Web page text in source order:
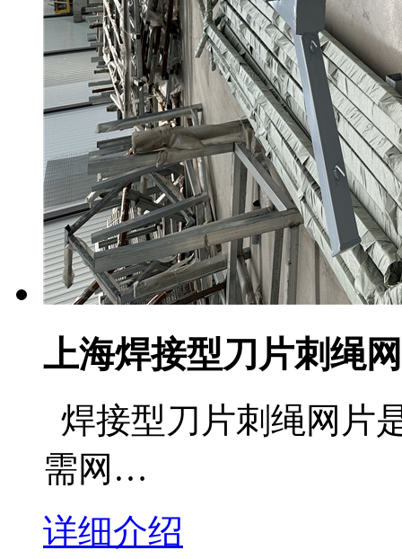
上海焊接型刀片刺绳
焊接型刀片刺绳网片
需网…
详细介绍